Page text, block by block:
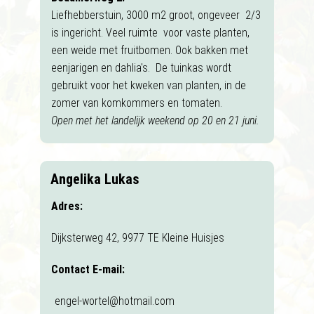
Liefhebberstuin, 3000 m2 groot, ongeveer 2/3
is ingericht. Veel ruimte voor vaste planten,
een weide met fruitbomen. Ook bakken met
eenjarigen en dahlia's. De tuinkas wordt
gebruikt voor het kweken van planten, in de
zomer van komkommers en tomaten.
Open met het landelijk weekend op 20 en 21 juni.
Angelika Lukas
Adres:
Dijksterweg 42, 9977 TE Kleine Huisjes
Contact E-mail:
engel-wortel@hotmail.com